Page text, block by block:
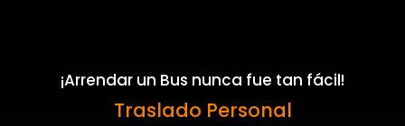
¡Arrendar un Bus nunca fue tan fácil!
Traslado Personal
Eventos Corporativos